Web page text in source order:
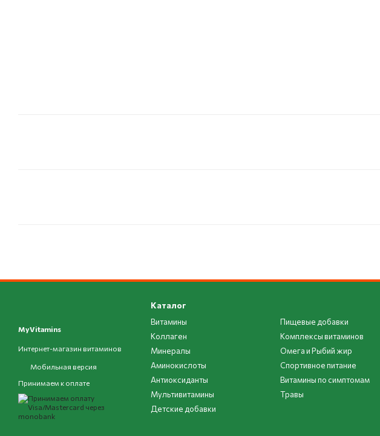
MyVitamins
Интернет-магазин витаминов
Мобильная версия
Принимаем к оплате
Каталог
Витамины
Коллаген
Минералы
Аминокислоты
Антиоксиданты
Мультивитамины
Детские добавки
Пищевые добавки
Комплексы витаминов
Омега и Рыбий жир
Спортивное питание
Витамины по симптомам
Травы